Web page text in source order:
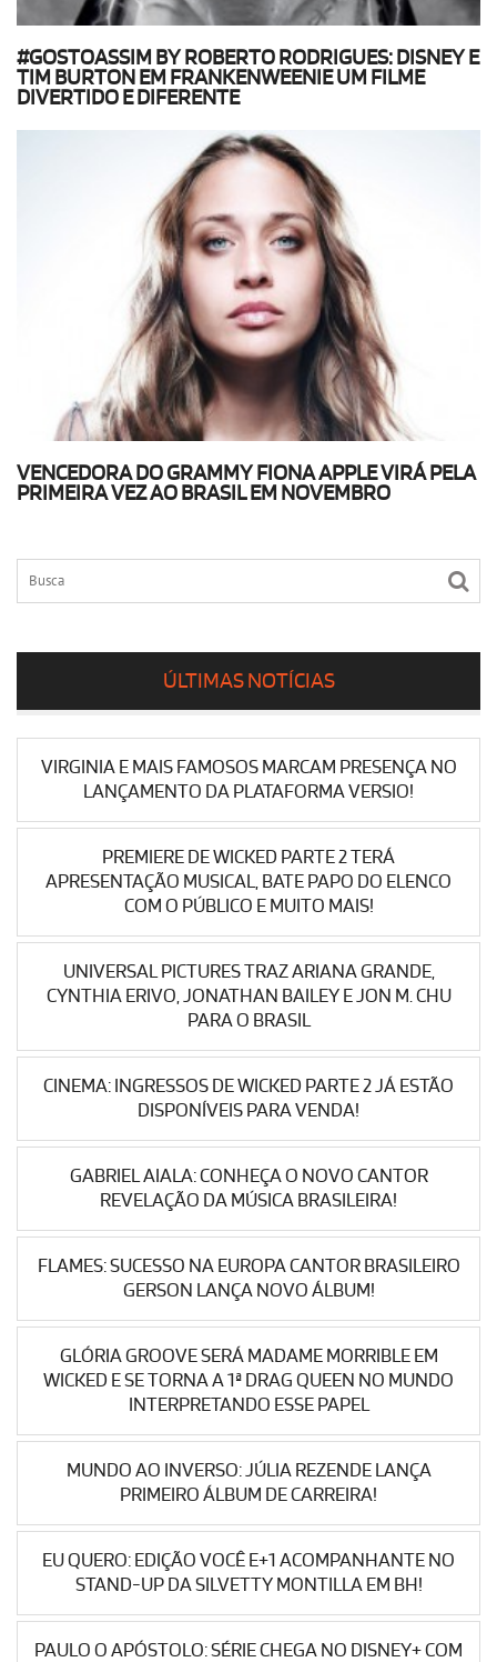
#GOSTOASSIM BY ROBERTO RODRIGUES: DISNEY E
TIM BURTON EM FRANKENWEENIE UM FILME
DIVERTIDO E DIFERENTE
VENCEDORA DO GRAMMY FIONA APPLE VIRÁ PELA
PRIMEIRA VEZ AO BRASIL EM NOVEMBRO
ÚLTIMAS NOTÍCIAS
VIRGINIA E MAIS FAMOSOS MARCAM PRESENÇA NO
LANÇAMENTO DA PLATAFORMA VERSIO!
PREMIERE DE WICKED PARTE 2 TERÁ
APRESENTAÇÃO MUSICAL, BATE PAPO DO ELENCO
COM O PÚBLICO E MUITO MAIS!
UNIVERSAL PICTURES TRAZ ARIANA GRANDE,
CYNTHIA ERIVO, JONATHAN BAILEY E JON M. CHU
PARA O BRASIL
CINEMA: INGRESSOS DE WICKED PARTE 2 JÁ ESTÃO
DISPONÍVEIS PARA VENDA!
GABRIEL AIALA: CONHEÇA O NOVO CANTOR
REVELAÇÃO DA MÚSICA BRASILEIRA!
FLAMES: SUCESSO NA EUROPA CANTOR BRASILEIRO
GERSON LANÇA NOVO ÁLBUM!
GLÓRIA GROOVE SERÁ MADAME MORRIBLE EM
WICKED E SE TORNA A 1ª DRAG QUEEN NO MUNDO
INTERPRETANDO ESSE PAPEL
MUNDO AO INVERSO: JÚLIA REZENDE LANÇA
PRIMEIRO ÁLBUM DE CARREIRA!
EU QUERO: EDIÇÃO VOCÊ E+1 ACOMPANHANTE NO
STAND-UP DA SILVETTY MONTILLA EM BH!
PAULO O APÓSTOLO: SÉRIE CHEGA NO DISNEY+ COM